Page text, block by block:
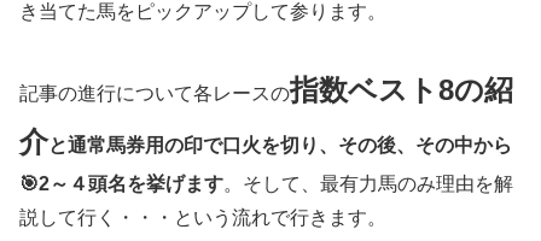
き当てた馬をピックアップして参ります。
記事の進行について各レースの指数ベスト8の紹
介と通常馬券用の印で口火を切り、その後、その中から
🎯2～４頭名を挙げます。そして、最有力馬のみ理由を解
説して行く・・・という流れで行きます。